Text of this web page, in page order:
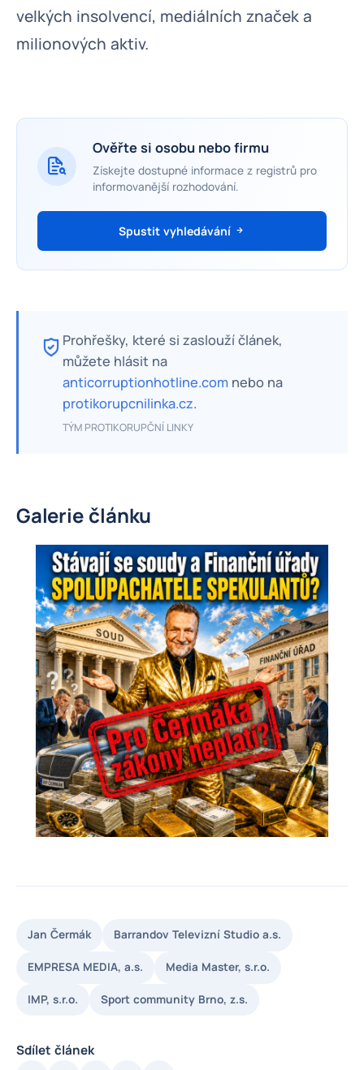
velkých insolvencí, mediálních značek a
milionových aktiv.
Ověřte si osobu nebo firmu
Získejte dostupné informace z registrů pro
informovanější rozhodování.
Spustit vyhledávání
Prohřešky, které si zaslouží článek,
můžete hlásit na
anticorruptionhotline.com nebo na
protikorupcnilinka.cz.
TÝM PROTIKORUPČNÍ LINKY
Galerie článku
Jan Čermák Barrandov Televizní Studio a.s.
EMPRESA MEDIA, a.s. Media Master, s.r.o.
IMP, s.r.o. Sport community Brno, z.s.
Sdílet článek